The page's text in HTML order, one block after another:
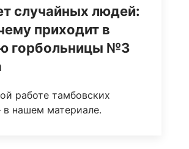
случайных людей:
приходит в
горбольницы №3
работе тамбовских
нашем материале.